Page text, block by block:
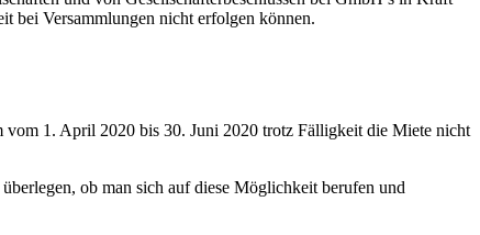
bei Versammlungen nicht erfolgen können.
vom 1. April 2020 bis 30. Juni 2020 trotz Fälligkeit die Miete nicht
ob man sich auf diese Möglichkeit berufen und